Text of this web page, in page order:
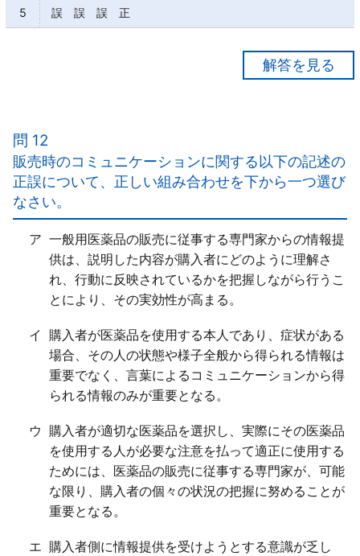
5 誤 誤 誤 正
イ×
一般用医薬品は、一般の生活者が自ら選択し、使用す
るもので「ある」。
ウ○
エ○
問 12
販売時のコミュニケーションに関する以下の記述の
正誤について、正しい組み合わせを下から一つ選び
なさい。
ア 一般用医薬品の販売に従事する専門家からの情報提
供は、説明した内容が購入者にどのように理解さ
れ、行動に反映されているかを把握しながら行うこ
とにより、その実効性が高まる。
イ
購入者が医薬品を使用する本人であり、症状がある
場合、その人の状態や様子全般から得られる情報は
重要でなく、言葉によるコミュニケーションから得
られる情報のみが重要となる。
ウ 購入者が適切な医薬品を選択し、実際にその医薬品
を使用する人が必要な注意を払って適正に使用する
ためには、医薬品の販売に従事する専門家が、可能
な限り、購入者の個々の状況の把握に努めることが
重要となる。
エ 購入者側に情報提供を受けようとする意識が乏し